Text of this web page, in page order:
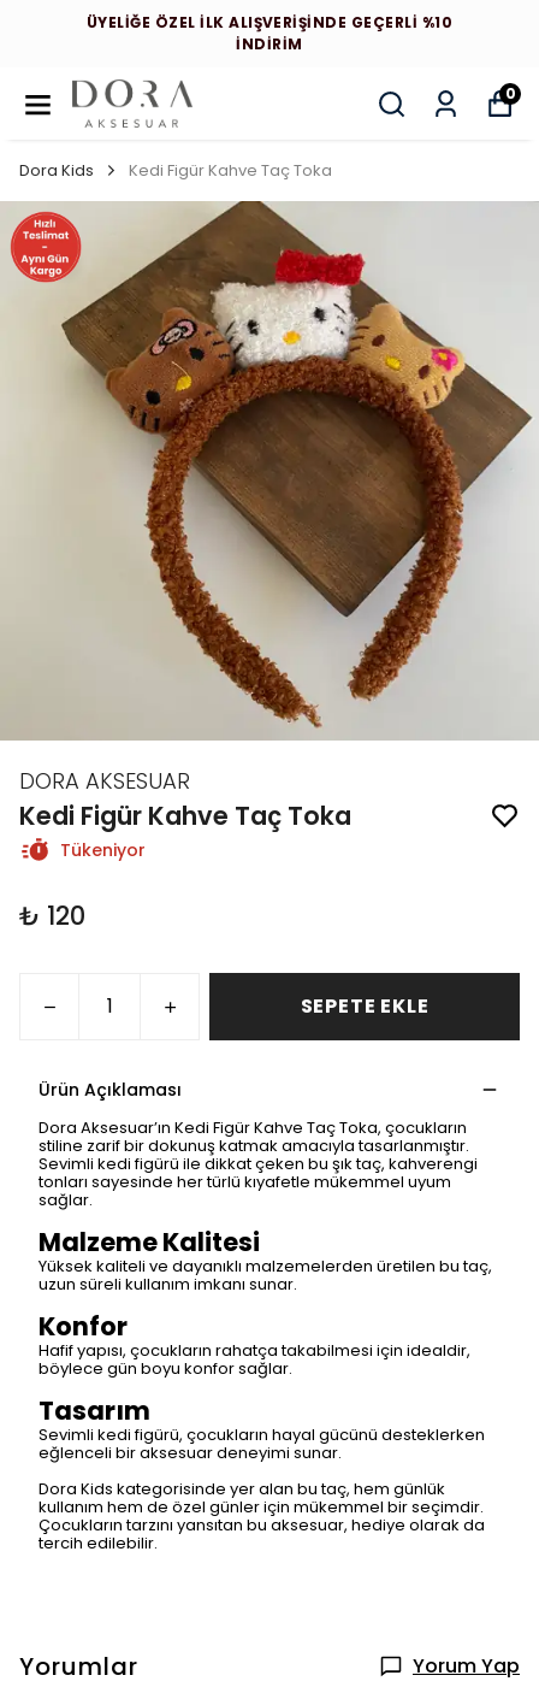
ÜYELİĞE ÖZEL İLK ALIŞVERİŞİNDE GEÇERLİ %10
İNDİRİM
0
Dora Kids Kedi Figür Kahve Taç Toka
DORA AKSESUAR
Kedi Figür Kahve Taç Toka
Tükeniyor
₺ 120
SEPETE EKLE
Ürün Açıklaması
Dora Aksesuar’ın Kedi Figür Kahve Taç Toka, çocukların
stiline zarif bir dokunuş katmak amacıyla tasarlanmıştır.
Sevimli kedi figürü ile dikkat çeken bu şık taç, kahverengi
tonları sayesinde her türlü kıyafetle mükemmel uyum
sağlar.
Malzeme Kalitesi
Yüksek kaliteli ve dayanıklı malzemelerden üretilen bu taç,
uzun süreli kullanım imkanı sunar.
Konfor
Hafif yapısı, çocukların rahatça takabilmesi için idealdir,
böylece gün boyu konfor sağlar.
Tasarım
Sevimli kedi figürü, çocukların hayal gücünü desteklerken
eğlenceli bir aksesuar deneyimi sunar.
Dora Kids kategorisinde yer alan bu taç, hem günlük
kullanım hem de özel günler için mükemmel bir seçimdir.
Çocukların tarzını yansıtan bu aksesuar, hediye olarak da
tercih edilebilir.
Yorumlar Yorum Yap